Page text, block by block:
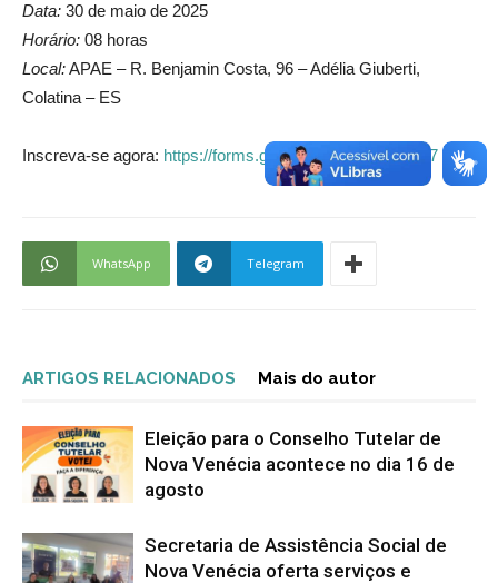
Data: 30 de maio de 2025
Horário: 08 horas
Local:APAE – R. Benjamin Costa, 96 – Adélia Giuberti,
Colatina – ES
Inscreva-se agora: https://forms.gle/pD4c9X9oR6atz3Dj7
WhatsApp Telegram
ARTIGOS RELACIONADOS Mais do autor
Eleição para o Conselho Tutelar de
Nova Venécia acontece no dia 16 de
agosto
Secretaria de Assistência Social de
Nova Venécia oferta serviços e